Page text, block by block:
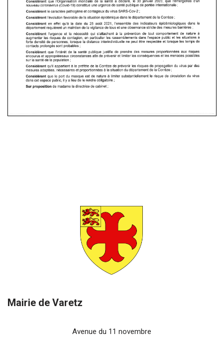
Mairie de Varetz
Avenue du 11 novembre